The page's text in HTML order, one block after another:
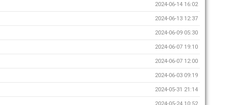
2024-06-14 16:02
2024-06-13 12:37
2024-06-09 05:30
2024-06-07 19:10
2024-06-07 12:00
2024-06-03 09:19
2024-05-31 21:14